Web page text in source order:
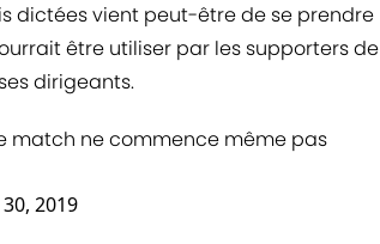
dictées vient peut-être de se prendre
être utiliser par les supporters de
dirigeants.
match ne commence même pas
2019